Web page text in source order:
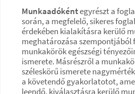
Munkaadókéntegyrészt a
során, a megfelelő, sikeres
érdekében kialakításra kerülő
meghatározása szempontjából
munkakörök egészségi
ismerete. Másrészről a
széleskörű ismerete
a követendő gyakorlatotot,
leendő, kiválasztásra kerülő